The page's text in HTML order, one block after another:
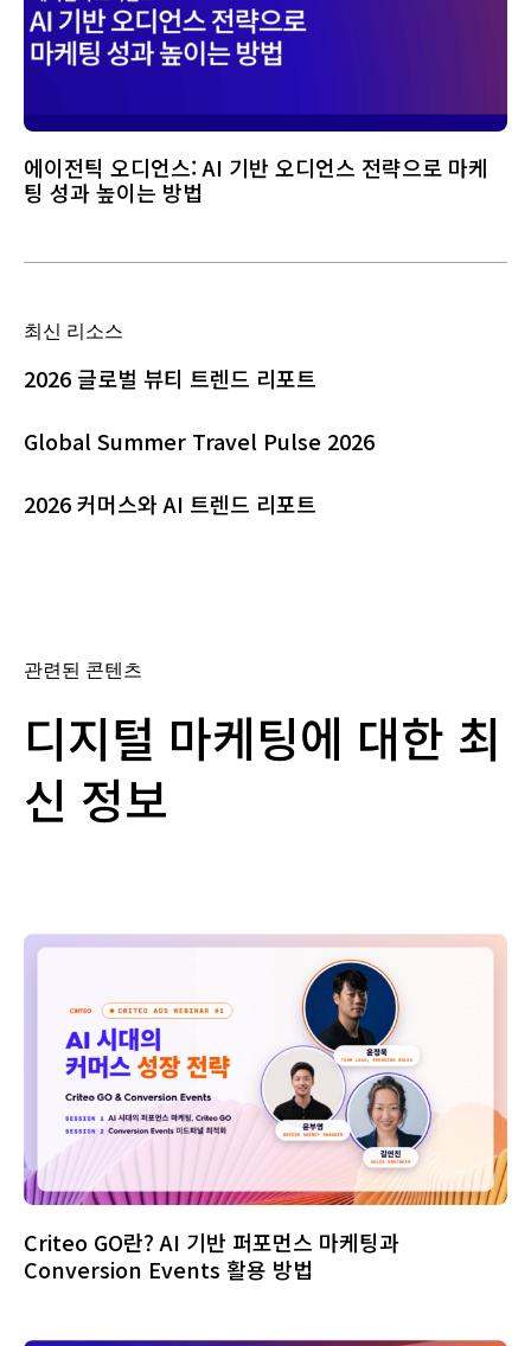
에이전틱 오디언스: AI 기반 오디언스 전략으로 마케
팅 성과 높이는 방법
최신 리소스
2026 글로벌 뷰티 트렌드 리포트
Global Summer Travel Pulse 2026
2026 커머스와 AI 트렌드 리포트
관련된 콘텐츠
디지털 마케팅에 대한 최
신 정보
Criteo GO란? AI 기반 퍼포먼스 마케팅과
Conversion Events 활용 방법